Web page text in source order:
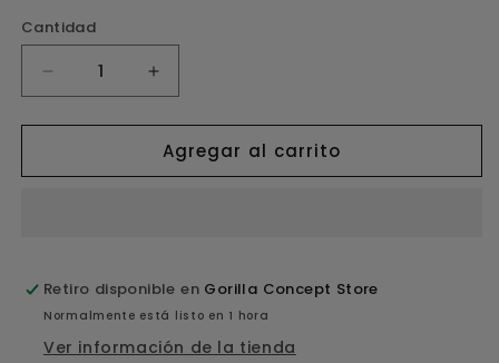
Cantidad
Reducir
The
Aumentar
para
The
Agregar al carrito
Retiro disponible en Gorilla Concept Store
Normalmente está listo en 1 hora
Ver información de la tienda